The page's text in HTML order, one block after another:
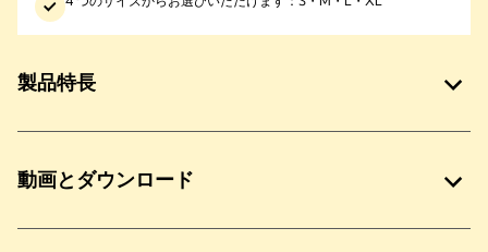
製品特長
動画とダウンロード